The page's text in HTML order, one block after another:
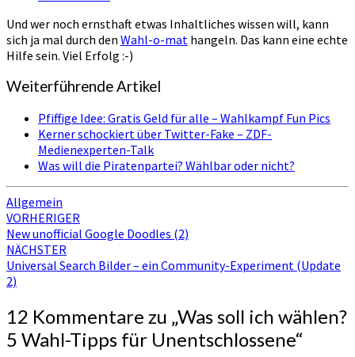
Und wer noch ernsthaft etwas Inhaltliches wissen will, kann
sich ja mal durch den Wahl-o-mat hangeln. Das kann eine echte
Hilfe sein. Viel Erfolg :-)
Weiterführende Artikel
Pfiffige Idee: Gratis Geld für alle – Wahlkampf Fun Pics
Kerner schockiert über Twitter-Fake – ZDF-
Medienexperten-Talk
Was will die Piratenpartei? Wählbar oder nicht?
Allgemein
Beitragsnavigation
VORHERIGER
New unofficial Google Doodles (2)
NÄCHSTER
Universal Search Bilder – ein Community-Experiment (Update
2)
12 Kommentare zu „Was soll ich wählen?
5 Wahl-Tipps für Unentschlossene“